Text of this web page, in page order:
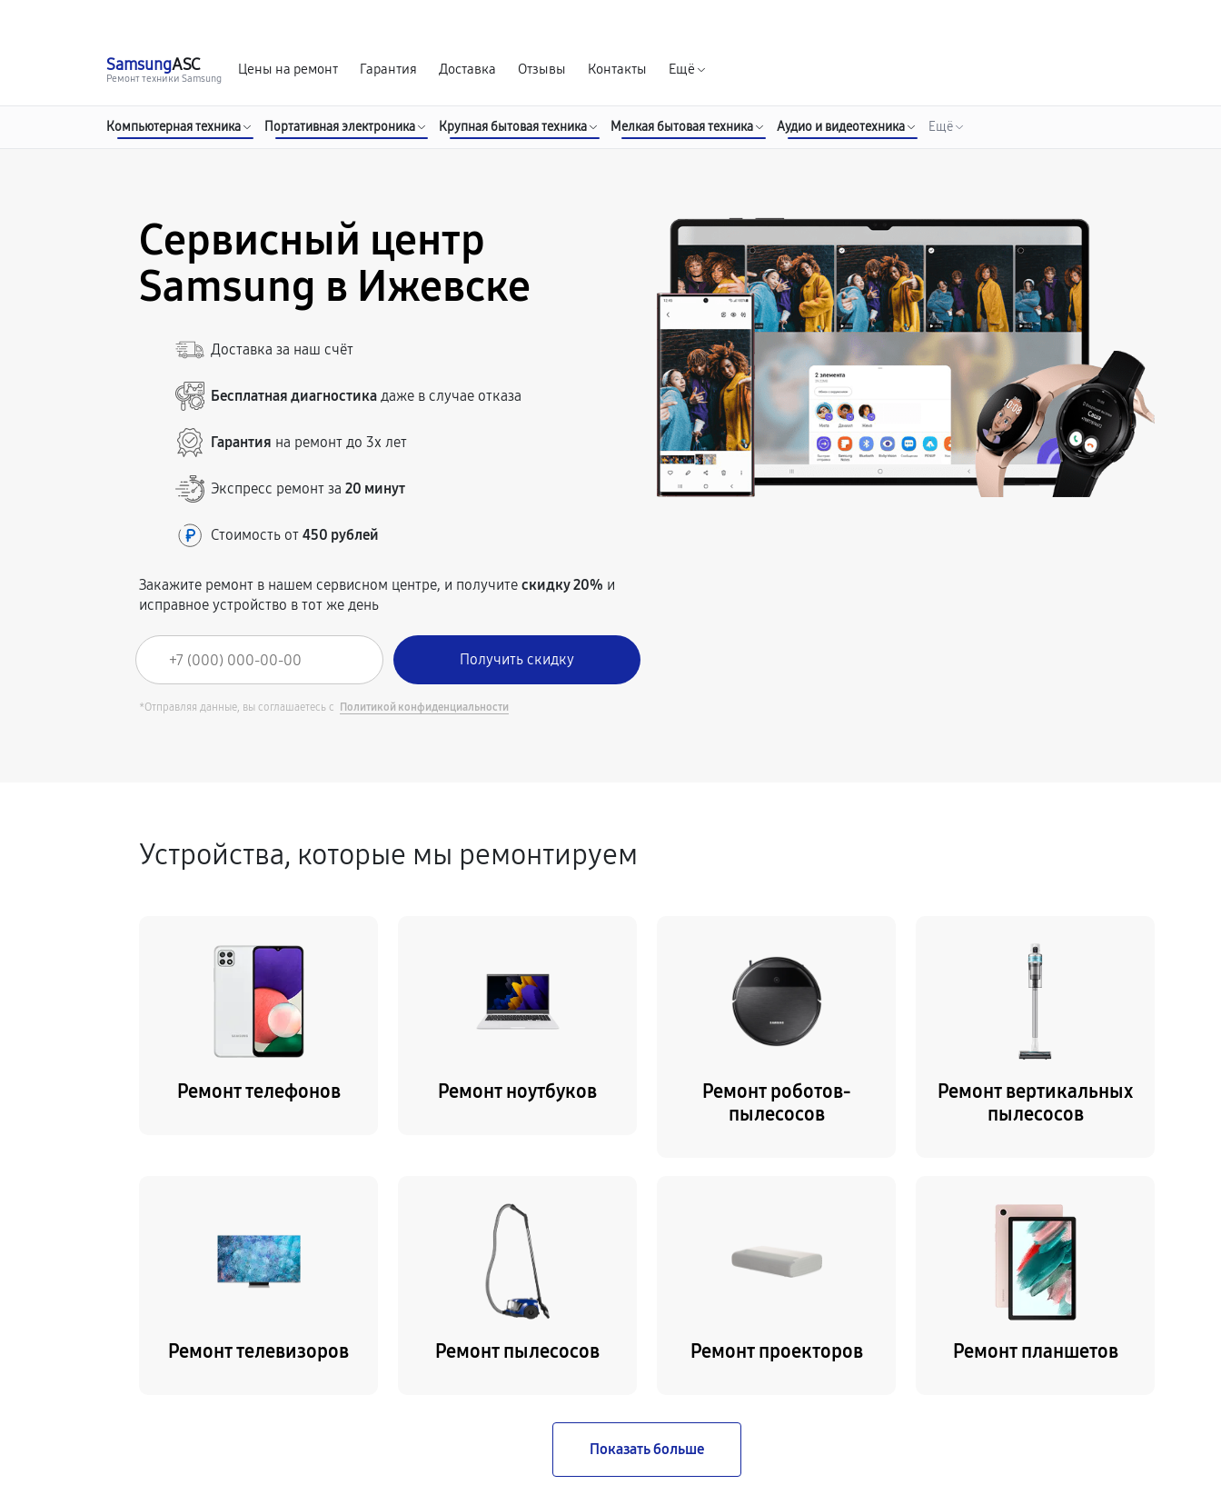
SamsungASC
Ремонт техники Samsung
Цены на ремонт Гарантия Доставка Отзывы Контакты Ещё
Компьютерная техника Портативная электроника Крупная бытовая техника Мелкая бытовая техника Аудио и видеотехника Ещё
Сервисный центр
Samsung в Ижевске
Доставка за наш счёт
Бесплатная диагностика даже в случае отказа
Гарантия на ремонт до 3х лет
Экспресс ремонт за20 минут
Стоимость от450 рублей
Закажите ремонт в нашем сервисном центре, и получитескидку 20% и
исправное устройство в тот же день
*Отправляя данные, вы соглашаетесь с Политикой конфиденциальности
Устройства, которые мы ремонтируем
Ремонт телефонов Ремонт ноутбуков
Ремонт роботов-
пылесосов
Ремонт вертикальных
пылесосов
Ремонт телевизоров Ремонт пылесосов Ремонт проекторов Ремонт планшетов